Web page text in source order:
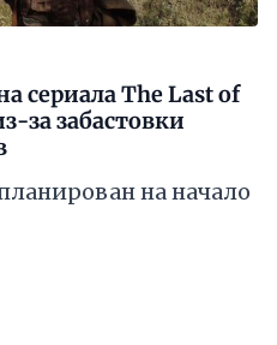
сериала The Last of
за забастовки
на начало